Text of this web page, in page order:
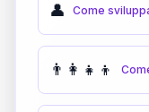
👤 Come
👨‍👩‍👧‍👦